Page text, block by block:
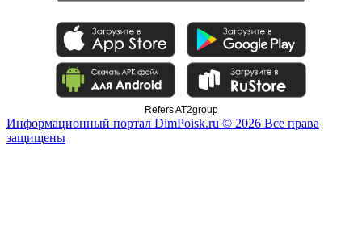
Refers AT2group
Информационный портал DimPoisk.ru © 2026 Все права
защищены